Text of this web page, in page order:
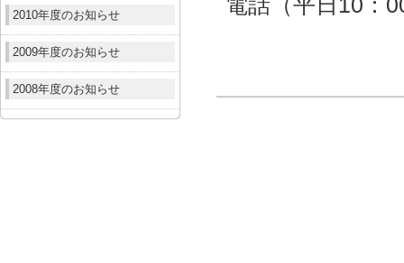
2010年度のお知らせ
2009年度のお知らせ
2008年度のお知らせ
電話（平日10：